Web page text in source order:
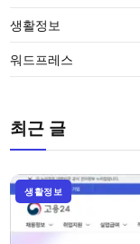
생활정보
워드프레스
최근 글
생활정보